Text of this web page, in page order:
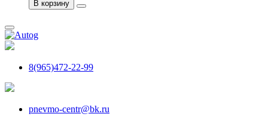
В корзину
8(965)472-22-99
pnevmo-centr@bk.ru